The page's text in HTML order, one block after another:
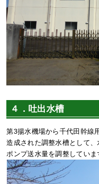
４．吐出水槽
第3揚水機場から千代田幹線
造成された調整水槽として
ポンプ送水量を調整していま